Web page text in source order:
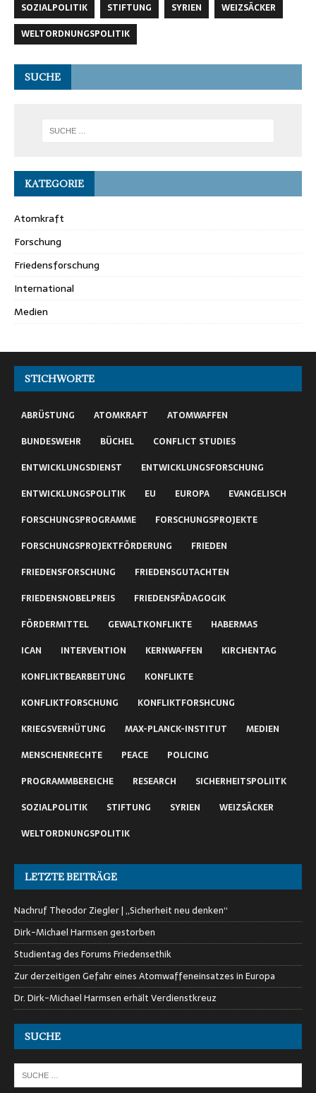
SOZIALPOLITIK
STIFTUNG SYRIEN
WEIZSÄCKER
WELTORDNUNGSPOLITIK
SUCHE
KATEGORIE
Atomkraft
Forschung
Friedensforschung
International
Medien
STICHWORTE
ABRÜSTUNG ATOMKRAFT
ATOMWAFFEN
BUNDESWEHR
BÜCHEL
CONFLICT STUDIES
ENTWICKLUNGSDIENST
ENTWICKLUNGSFORSCHUNG
ENTWICKLUNGSPOLITIK
EU EUROPA
EVANGELISCH
FORSCHUNGSPROGRAMME
FORSCHUNGSPROJEKTE
FORSCHUNGSPROJEKTFÖRDERUNG
FRIEDEN
FRIEDENSFORSCHUNG
FRIEDENSGUTACHTEN
FRIEDENSNOBELPREIS
FRIEDENSPÄDAGOGIK
FÖRDERMITTEL
GEWALTKONFLIKTE
HABERMAS
ICAN
INTERVENTION KERNWAFFEN
KIRCHENTAG
KONFLIKTBEARBEITUNG
KONFLIKTE
KONFLIKTFORSCHUNG
KONFLIKTFORSHCUNG
KRIEGSVERHÜTUNG
MAX-PLANCK-INSTITUT
MEDIEN
MENSCHENRECHTE
PEACE
POLICING
PROGRAMMBEREICHE
RESEARCH
SICHERHEITSPOLIITK
SOZIALPOLITIK
STIFTUNG SYRIEN
WEIZSÄCKER
WELTORDNUNGSPOLITIK
LETZTE BEITRÄGE
Nachruf Theodor Ziegler | „Sicherheit neu denken“
Dirk-Michael Harmsen gestorben
Studientag des Forums Friedensethik
Zur derzeitigen Gefahr eines Atomwaffeneinsatzes in Europa
Dr. Dirk-Michael Harmsen erhält Verdienstkreuz
SUCHE